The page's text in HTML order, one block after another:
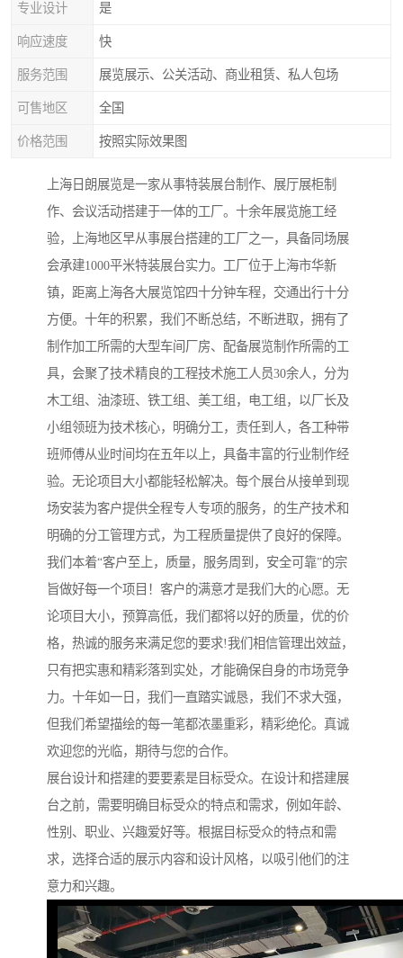
专业设计 是
响应速度 快
服务范围 展览展示、公关活动、商业租赁、私人包场
可售地区 全国
价格范围 按照实际效果图
上海日朗展览是一家从事特装展台制作、展厅展柜制
作、会议活动搭建于一体的工厂。十余年展览施工经
验，上海地区早从事展台搭建的工厂之一，具备同场展
会承建1000平米特装展台实力。工厂位于上海市华新
镇，距离上海各大展览馆四十分钟车程，交通出行十分
方便。十年的积累，我们不断总结，不断进取，拥有了
制作加工所需的大型车间厂房、配备展览制作所需的工
具，会聚了技术精良的工程技术施工人员30余人，分为
木工组、油漆班、铁工组、美工组，电工组，以厂长及
小组领班为技术核心，明确分工，责任到人，各工种带
班师傅从业时间均在五年以上，具备丰富的行业制作经
验。无论项目大小都能轻松解决。每个展台从接单到现
场安装为客户提供全程专人专项的服务，的生产技术和
明确的分工管理方式，为工程质量提供了良好的保障。
我们本着“客户至上，质量，服务周到，安全可靠”的宗
旨做好每一个项目！客户的满意才是我们大的心愿。无
论项目大小，预算高低，我们都将以好的质量，优的价
格，热诚的服务来满足您的要求!我们相信管理出效益，
只有把实惠和精彩落到实处，才能确保自身的市场竞争
力。十年如一日，我们一直踏实诚恳，我们不求大强，
但我们希望描绘的每一笔都浓墨重彩，精彩绝伦。真诚
欢迎您的光临，期待与您的合作。
展台设计和搭建的要要素是目标受众。在设计和搭建展
台之前，需要明确目标受众的特点和需求，例如年龄、
性别、职业、兴趣爱好等。根据目标受众的特点和需
求，选择合适的展示内容和设计风格，以吸引他们的注
意力和兴趣。